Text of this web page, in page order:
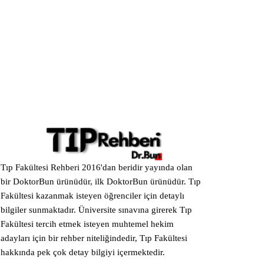
Tıp Fakültesi Rehberi 2016'dan beridir yayında olan
bir DoktorBun ürünüdür, ilk DoktorBun ürünüdür. Tıp
Fakültesi kazanmak isteyen öğrenciler için detaylı
bilgiler sunmaktadır. Üniversite sınavına girerek Tıp
Fakültesi tercih etmek isteyen muhtemel hekim
adayları için bir rehber niteliğindedir, Tıp Fakültesi
hakkında pek çok detay bilgiyi içermektedir.